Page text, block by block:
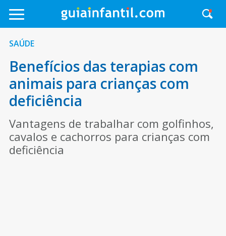
SAÚDE
Benefícios das terapias com
animais para crianças com
deficiência
Vantagens de trabalhar com golfinhos,
cavalos e cachorros para crianças com
deficiência